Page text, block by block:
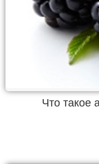
Что такое